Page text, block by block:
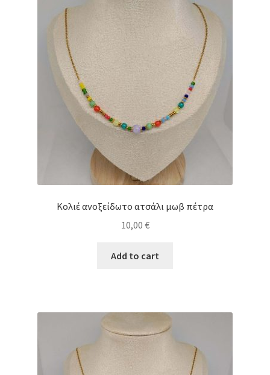
Κολιέ ανοξείδωτο ατσάλι μωβ πέτρα
10,00 €
Add to cart